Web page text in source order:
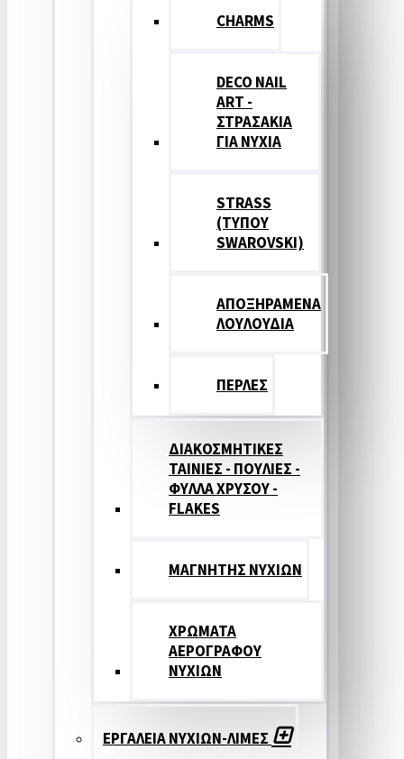
CHARMS
DECO NAIL
ART -
ΣΤΡΑΣΑΚΙΑ
ΓΙΑ ΝΥΧΙΑ
STRASS
(ΤΥΠΟΥ
SWAROVSKI)
ΑΠΟΞΗΡΑΜΕΝΑ
ΛΟΥΛΟΥΔΙΑ
ΠΕΡΛΕΣ
ΔΙΑΚΟΣΜΗΤΙΚΕΣ
ΤΑΙΝΙΕΣ - ΠΟΥΛΙΕΣ -
ΦΥΛΛΑ ΧΡΥΣΟΥ -
FLAKES
ΜΑΓΝΗΤΗΣ ΝΥΧΙΩΝ
ΧΡΩΜΑΤΑ
ΑΕΡΟΓΡΑΦΟΥ
ΝΥΧΙΩΝ
ΕΡΓΑΛΕΙΑ ΝΥΧΙΩΝ-ΛΙΜΕΣ